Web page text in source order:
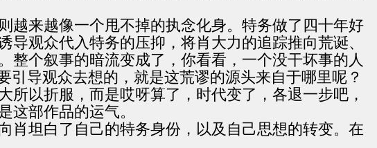
越来越像一个甩不掉的执念化身。特务做了四十年好
观众代入特务的压抑，将肖大力的追踪推向荒诞、
整个叙事的暗流变成了，你看看，一个没干坏事的人
导观众去想的，就是这荒谬的源头来自于哪里呢？
以折服，而是哎呀算了，时代变了，各退一步吧，
这部作品的运气。
肖坦白了自己的特务身份，以及自己思想的转变。在